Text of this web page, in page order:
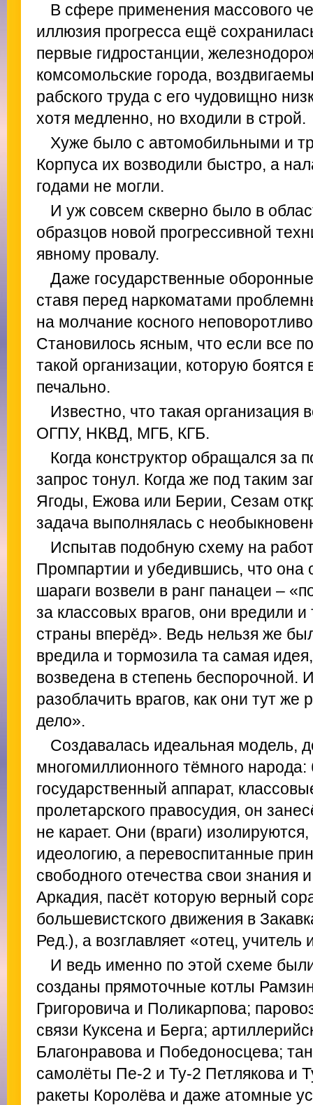
В сфере применения массового
иллюзия прогресса ещё
первые гидростанции,
комсомольские города,
рабского труда с его чудовищно
хотя медленно, но входили в строй.
Хуже было с автомобильными и
Корпуса их возводили быстро, а
годами не могли.
И уж совсем скверно было в
образцов новой прогрессивной
явному провалу.
Даже государственные
ставя перед наркоматами
на молчание косного
Становилось ясным, что если все
такой организации, которую боятся
печально.
Известно, что такая организация
ОГПУ, НКВД, МГБ, КГБ.
Когда конструктор обращался за
запрос тонул. Когда же под таким
Ягоды, Ежова или Берии, Сезам
задача выполнялась с
Испытав подобную схему на
Промпартии и убедившись, что
шараги возвели в ранг панацеи –
за классовых врагов, они вредили
страны вперёд». Ведь нельзя же
вредила и тормозила та самая
возведена в степень беспорочной.
разоблачить врагов, как они тут же
дело».
Создавалась идеальная модель,
многомиллионного тёмного народа:
государственный аппарат,
пролетарского правосудия, он
не карает. Они (враги)
идеологию, а перевоспитанные
свободного отечества свои знания
Аркадия, пасёт которую верный
большевистского движения в
Ред.), а возглавляет «отец, учитель
И ведь именно по этой схеме
созданы прямоточные котлы
Григоровича и Поликарпова;
связи Куксена и Берга;
Благонравова и Победоносцева;
самолёты Пе‑2 и Ту‑2 Петлякова и
ракеты Королёва и даже атомные